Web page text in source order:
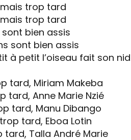
trop tard
trop tard
bien assis
sont bien assis
à petit l’oiseau fait son nid
tard, Miriam Makeba
tard, Anne Marie Nzié
tard, Manu Dibango
tard, Eboa Lotin
tard, Talla André Marie